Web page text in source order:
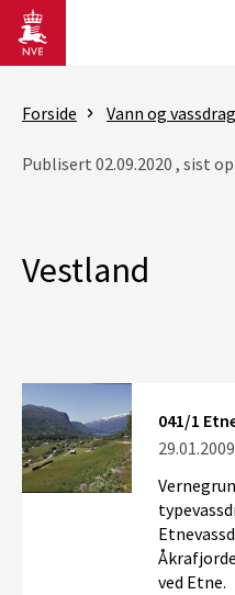
Gå til hovedinnhold
Forside Vann og vassdrag
Publisert 02.09.2020 , sist
Vestland
041/1
29.01.2009
ved Etne.